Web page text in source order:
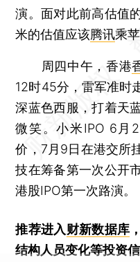
演。面对此前高估值
米的估值应该腾讯乘
周四中午，香港
12时45分，雷军准时
深蓝色西服，打着天
微笑。小米IPO 6月
价，7月9日在港交所
技在筹备第一次公开
港股IPO第一次路演。
推荐进入财新数据库
结构人员变化等投资信